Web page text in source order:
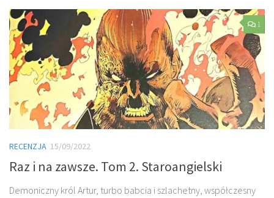
1
RECENZJA 15/09/2022
Raz i na zawsze. Tom 2. Staroangielski
Demoniczny król Artur, turbo babcia i szlachetny, współczesny